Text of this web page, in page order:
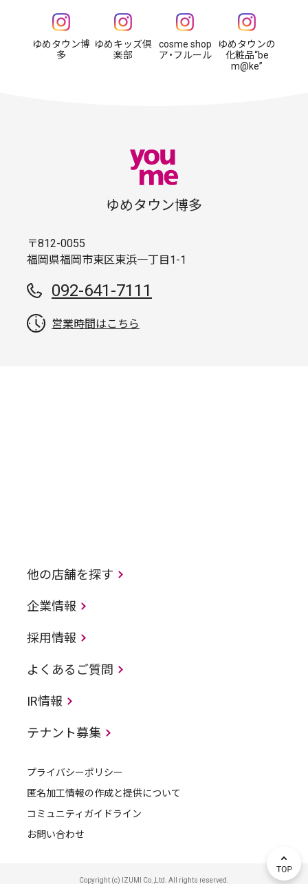
ゆめタウン博
多
ゆめキッズ倶
楽部
cosme shop
ア・フルール
ゆめタウンの
化粧品“be
m@ke”
ゆめタウン博多
〒812-0055
福岡県福岡市東区東浜一丁目1-1
092-641-7111
営業時間はこちら
他の店舗を探す
企業情報
採用情報
よくあるご質問
IR情報
テナント募集
プライバシーポリシー
匿名加工情報の作成と提供について
コミュニティガイドライン
お問い合わせ
Copyright (c) IZUMI Co.,Ltd. All rights reserved.